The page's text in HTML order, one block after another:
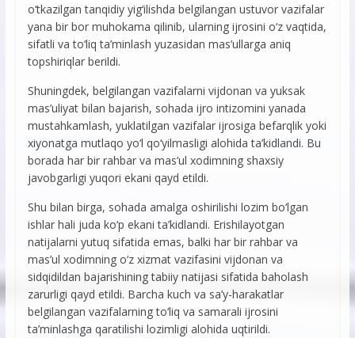
o‘tkazilgan tanqidiy yig‘ilishda belgilangan ustuvor vazifalar
yana bir bor muhokama qilinib, ularning ijrosini o‘z vaqtida,
sifatli va to‘liq ta’minlash yuzasidan mas’ullarga aniq
topshiriqlar berildi.
Shuningdek, belgilangan vazifalarni vijdonan va yuksak
mas’uliyat bilan bajarish, sohada ijro intizomini yanada
mustahkamlash, yuklatilgan vazifalar ijrosiga befarqlik yoki
xiyonatga mutlaqo yo‘l qo‘yilmasligi alohida ta’kidlandi. Bu
borada har bir rahbar va mas’ul xodimning shaxsiy
javobgarligi yuqori ekani qayd etildi.
Shu bilan birga, sohada amalga oshirilishi lozim bo‘lgan
ishlar hali juda ko‘p ekani ta’kidlandi. Erishilayotgan
natijalarni yutuq sifatida emas, balki har bir rahbar va
mas’ul xodimning o‘z xizmat vazifasini vijdonan va
sidqidildan bajarishining tabiiy natijasi sifatida baholash
zarurligi qayd etildi. Barcha kuch va sa’y-harakatlar
belgilangan vazifalarning to‘liq va samarali ijrosini
ta’minlashga qaratilishi lozimligi alohida uqtirildi.